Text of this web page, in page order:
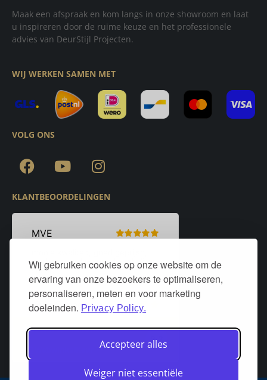
Wij gebruiken cookies op onze website om de
ervaring van onze bezoekers te optimaliseren,
personaliseren, meten en voor marketing
doeleinden. Privacy Policy.
Accepteer alles
Weiger niet essentiële
Maak een afspraak en kom langs in onze showroom en laat
u inspireren door de ruime keuze en het professionele
advies van DeurStijl Projecten.
WIJ WERKEN SAMEN MET
VOLG ONS
KLANTBEOORDELINGEN